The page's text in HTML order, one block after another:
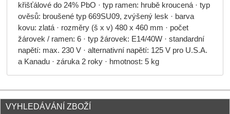
křišťálové do 24% PbO · typ ramen: hrubě kroucená · typ
ověsů: broušené typ 669SU09, zvýšený lesk · barva
kovu: zlatá · rozměry (š x v) 480 x 460 mm · počet
žárovek / ramen: 6 · typ žárovek: E14/40W · standardní
napětí: max. 230 V · alternativní napětí: 125 V pro U.S.A.
a Kanadu · záruka 2 roky · hmotnost: 5 kg
VYHLEDÁVÁNÍ ZBOŽÍ